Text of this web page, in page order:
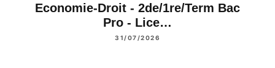
Economie-Droit - 2de/1re/Term Bac
Pro - Lice…
31/07/2026